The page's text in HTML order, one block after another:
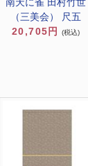
（三美会） 尺五
20,705円
(税込)